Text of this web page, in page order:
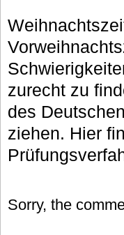
zurecht zu
des
ziehen. Hier
Sorry, the